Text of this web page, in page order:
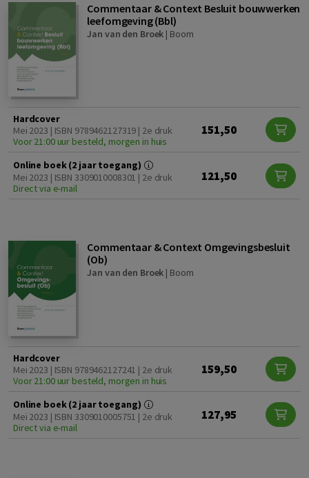
Commentaar & Context Besluit bouwwerken
leefomgeving (Bbl)
Jan van den Broek | Boom
Hardcover
Mei 2023 | ISBN 9789462127319 | 2e druk
Voor 21:00 uur besteld, morgen in huis
151,50
Online boek (2 jaar toegang)
Mei 2023 | ISBN 3309010008301 | 2e druk
Direct via e-mail
121,50
Commentaar & Context Omgevingsbesluit
(Ob)
Jan van den Broek | Boom
Hardcover
Mei 2023 | ISBN 9789462127241 | 2e druk
Voor 21:00 uur besteld, morgen in huis
159,50
Online boek (2 jaar toegang)
Mei 2023 | ISBN 3309010005751 | 2e druk
Direct via e-mail
127,95